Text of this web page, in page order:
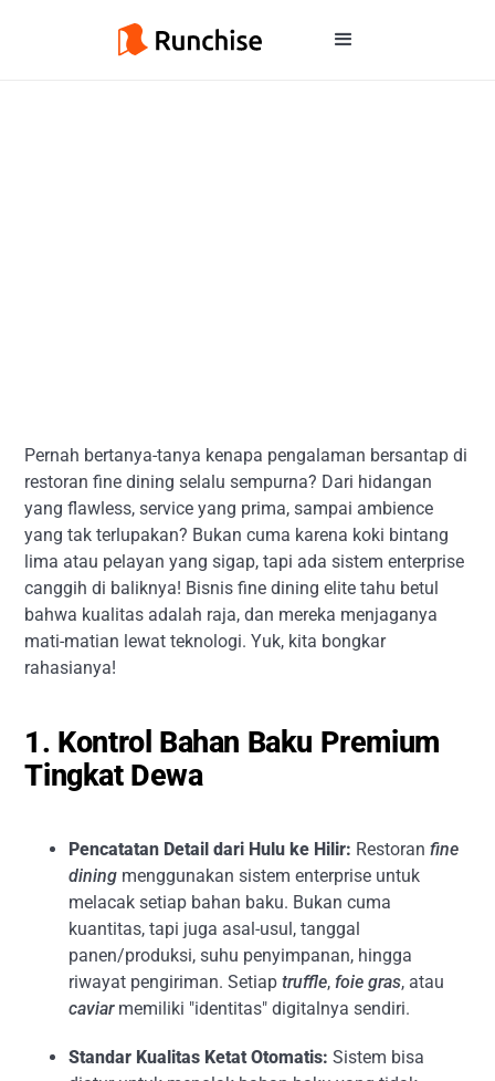
Pernah bertanya-tanya kenapa pengalaman bersantap di
restoran fine dining selalu sempurna? Dari hidangan
yang flawless, service yang prima, sampai ambience
yang tak terlupakan? Bukan cuma karena koki bintang
lima atau pelayan yang sigap, tapi ada sistem enterprise
canggih di baliknya! Bisnis fine dining elite tahu betul
bahwa kualitas adalah raja, dan mereka menjaganya
mati-matian lewat teknologi. Yuk, kita bongkar
rahasianya!
1. Kontrol Bahan Baku Premium
Tingkat Dewa
Pencatatan Detail dari Hulu ke Hilir: Restoranfine
dining menggunakan sistem enterprise untuk
melacak setiap bahan baku. Bukan cuma
kuantitas, tapi juga asal-usul, tanggal
panen/produksi, suhu penyimpanan, hingga
riwayat pengiriman. Setiaptruffle,foie gras, atau
caviarmemiliki "identitas" digitalnya sendiri.
Standar Kualitas Ketat Otomatis: Sistem bisa